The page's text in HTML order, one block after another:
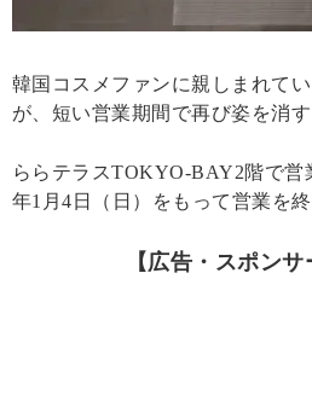
韓国コスメファンに親しまれて
が、短い営業期間で再び姿を消
ららテラスTOKYO-BAY2階で営
年1月4日（日）をもって営業を終
【広告・スポンサ